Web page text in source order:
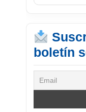
boletín